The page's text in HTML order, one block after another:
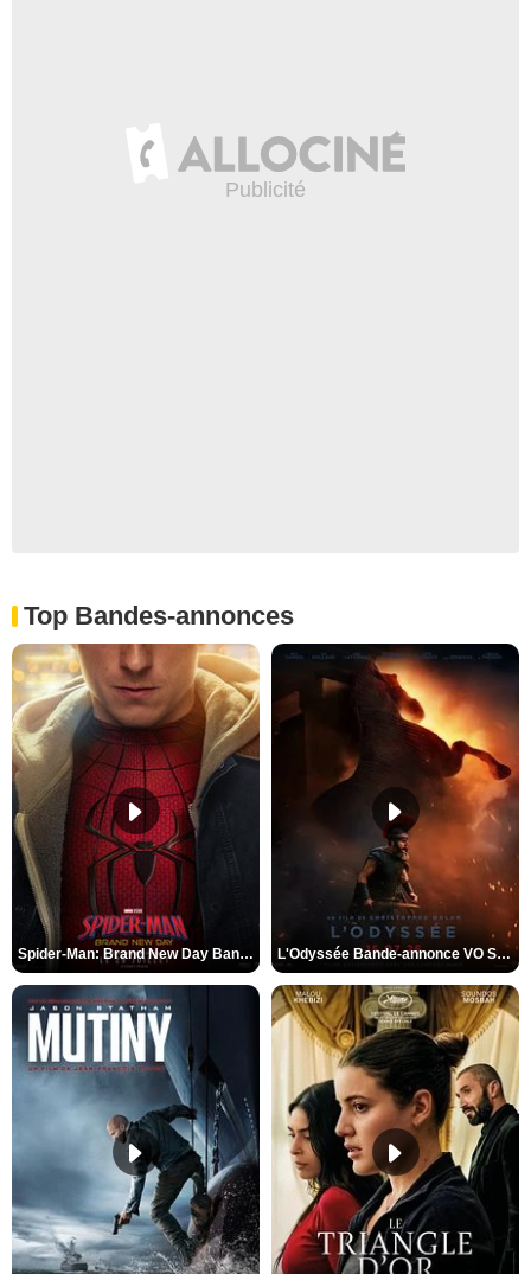
Top Bandes-annonces
Spider-Man: Brand New Day Bande-annonce VO STFR L'Odyssée Bande-annonce VO STFR